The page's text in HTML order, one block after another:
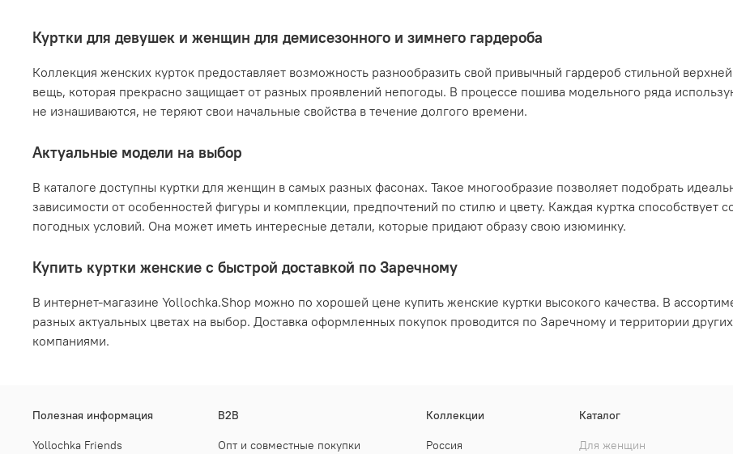
Куртки для девушек и женщин для демисезонного и зимнего гардероба
Коллекция женских курток предоставляет возможность разнообразить свой привычный гардероб стильной
вещь, которая прекрасно защищает от разных проявлений непогоды. В процессе пошива модельного ряда
не изнашиваются, не теряют свои начальные свойства в течение долгого времени.
Актуальные модели на выбор
В каталоге доступны куртки для женщин в самых разных фасонах. Такое многообразие позволяет подобрать
зависимости от особенностей фигуры и комплекции, предпочтений по стилю и цвету. Каждая куртка способствует
погодных условий. Она может иметь интересные детали, которые придают образу свою изюминку.
Купить куртки женские с быстрой доставкой по Заречному
В интернет-магазине Yollochka.Shop можно по хорошей цене купить женские куртки высокого качества. В
разных актуальных цветах на выбор. Доставка оформленных покупок проводится по Заречному и территории
компаниями.
Полезная информация
Yollochka Friends
B2B
Опт и совместные покупки
Коллекции
Россия
Каталог
Для женщин